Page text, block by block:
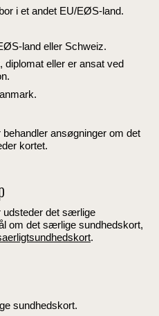
i et andet EU/EØS-land.
land eller Schweiz.
diplomat eller er ansat ved
ansøgninger om det
kortet.
udsteder det særlige
om det særlige sundhedskort,
.
sundhedskort.